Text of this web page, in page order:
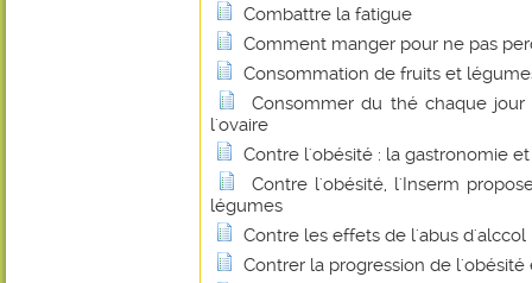
Combattre la fatigue
Comment manger pour ne pas
Consommation de fruits et
Consommer du thé chaque
l'ovaire
Contre l'obésité : la gastronomie
Contre l'obésité, l'Inserm
légumes
Contre les effets de l'abus d'alccol
Contrer la progression de l'obésité